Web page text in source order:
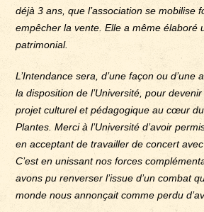
déjà 3 ans, que l’association se mobilise
empêcher la vente. Elle a même élaboré
patrimonial.
L’Intendance sera, d’une façon ou d’une
la disposition de l’Université, pour devenir
projet culturel et pédagogique au cœur
Plantes. Merci à l’Université d’avoir
en acceptant de travailler de concert avec
C’est en unissant nos forces
avons pu renverser l’issue d’un combat
monde nous annonçait comme perdu